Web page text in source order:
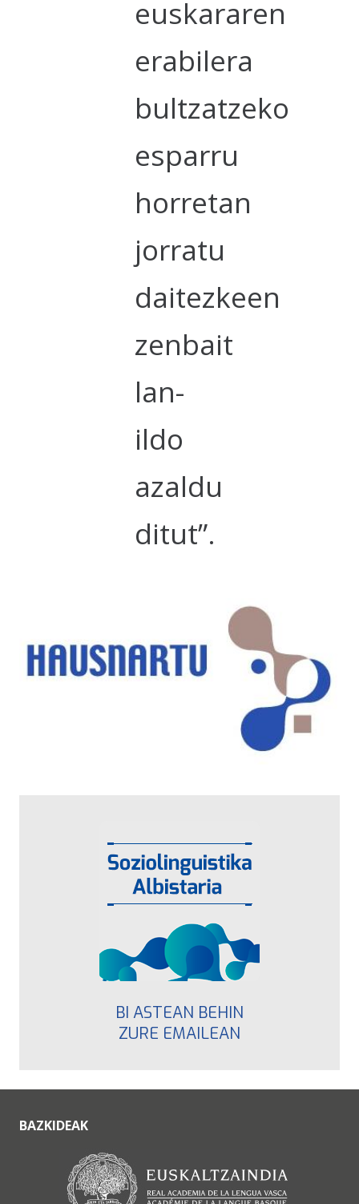
euskararen
erabilera
bultzatzeko
esparru
horretan
jorratu
daitezkeen
zenbait
lan-
ildo
azaldu
ditut”.
BI ASTEAN BEHIN
ZURE EMAILEAN
BAZKIDEAK